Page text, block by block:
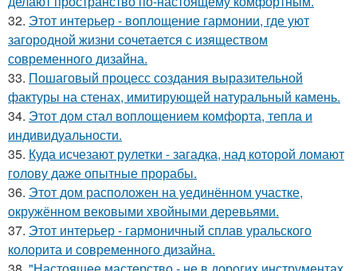
32. Этот интерьер - воплощение гармонии, где уют
загородной жизни сочетается с изяществом
современного дизайна.
33. Пошаговый процесс создания выразительной
фактуры на стенах, имитирующей натуральный камень.
34. Этот дом стал воплощением комфорта, тепла и
индивидуальности.
35. Куда исчезают рулетки - загадка, над которой ломают
голову даже опытные прорабы.
36. Этот дом расположен на уединённом участке,
окружённом вековыми хвойными деревьями.
37. Этот интерьер - гармоничный сплав уральского
колорита и современного дизайна.